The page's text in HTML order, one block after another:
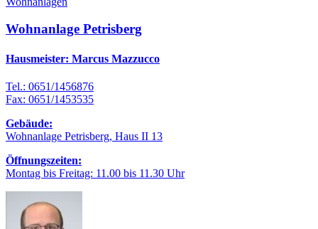
Wohnanlage Petrisberg
Hausmeister: Marcus Mazzucco
Tel.: 0651/1456876
Fax: 0651/1453535
Gebäude:
Wohnanlage Petrisberg, Haus II 13
Öffnungszeiten:
Montag bis Freitag: 11.00 bis 11.30 Uhr